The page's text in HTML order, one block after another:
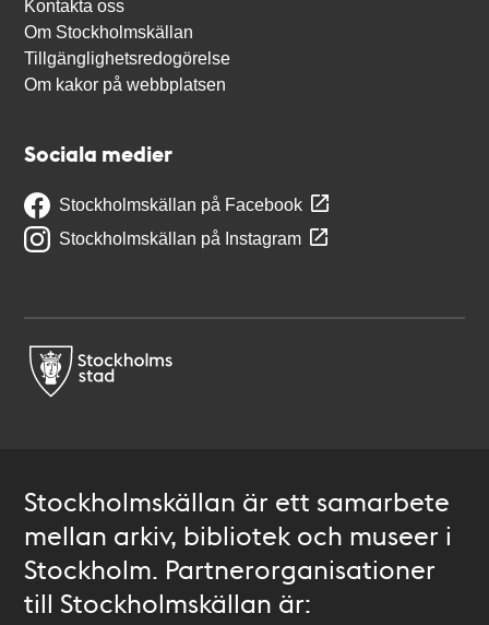
Kontakta oss
Om Stockholmskällan
Tillgänglighetsredogörelse
Om kakor på webbplatsen
Sociala medier
Stockholmskällan på Facebook
Stockholmskällan på Instagram
Stockholmskällan är ett samarbete
mellan arkiv, bibliotek och museer i
Stockholm. Partnerorganisationer
till Stockholmskällan är: